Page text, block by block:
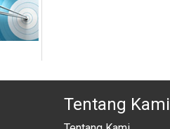
Tentang Kami